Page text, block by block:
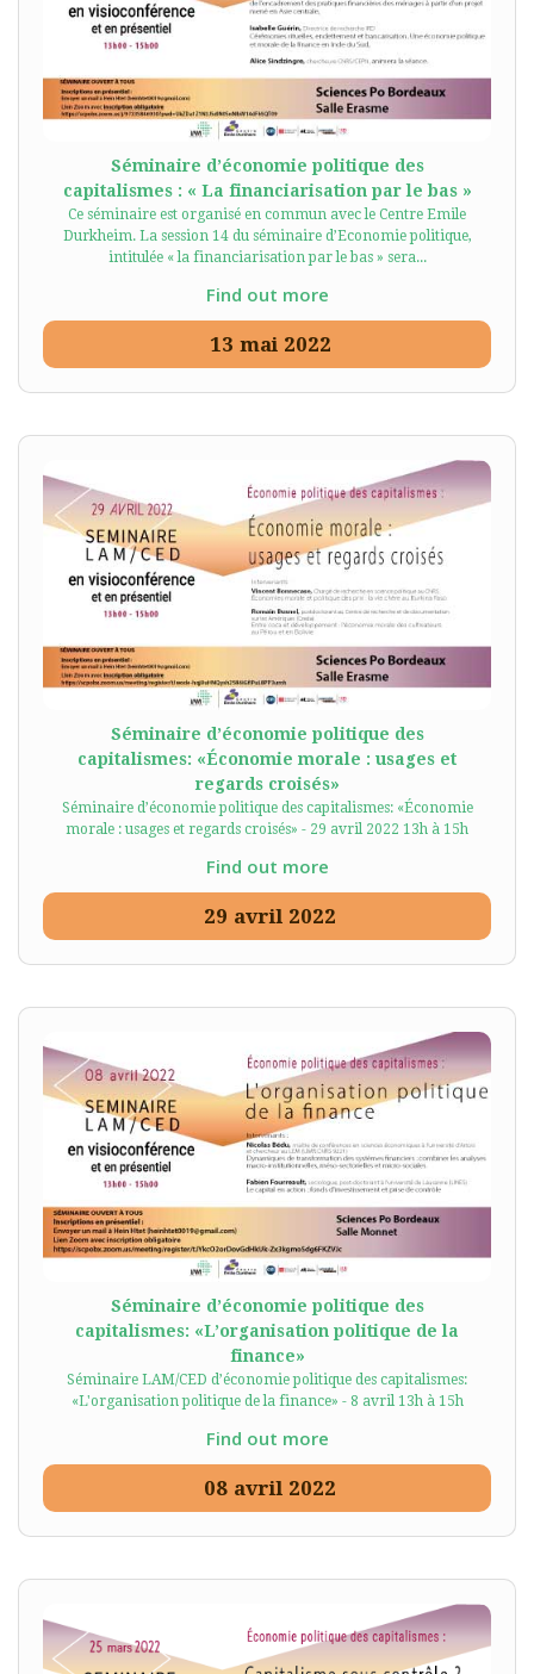
Séminaire d’économie politique des
capitalismes : « La financiarisation par le bas »
Ce séminaire est organisé en commun avec le Centre Emile
Durkheim. La session 14 du séminaire d’Economie politique,
intitulée « la financiarisation par le bas » sera...
Find out more
13 mai 2022
Séminaire d’économie politique des
capitalismes: «Économie morale : usages et
regards croisés»
Séminaire d’économie politique des capitalismes: «Économie
morale : usages et regards croisés» - 29 avril 2022 13h à 15h
Find out more
29 avril 2022
Séminaire d’économie politique des
capitalismes: «L’organisation politique de la
finance»
Séminaire LAM/CED d’économie politique des capitalismes:
«L'organisation politique de la finance» - 8 avril 13h à 15h
Find out more
08 avril 2022